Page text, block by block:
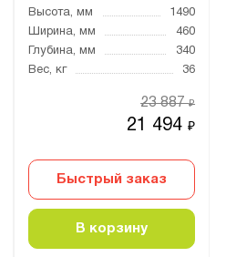
Высота, мм
1490
Ширина, мм
460
Глубина, мм
340
Вес, кг
36
21 494₽
23 887₽
Быстрый заказ
В корзину